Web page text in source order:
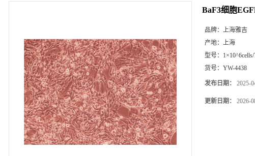
BaF3细胞
品牌： 上海雅吉
产地： 上海
型号：
货号： YW-4438
发布日期： 2025-
更新日期： 2026-